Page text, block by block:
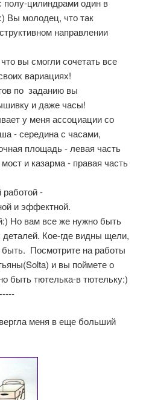
Вы молодец, что так
направлении
вы смогли сочетать все
вариациях!
по заданию вы
и даже часы!
у меня ассоциации со
- середина с часами,
площадь - левая часть
и казарма - правая часть
-
и эффектной.
Но вам все же нужно быть
деталей. Кое-где видны щели,
Посмотрите на работы
и вы поймете о
быть тютелька-в тютельку:)
меня в еще больший